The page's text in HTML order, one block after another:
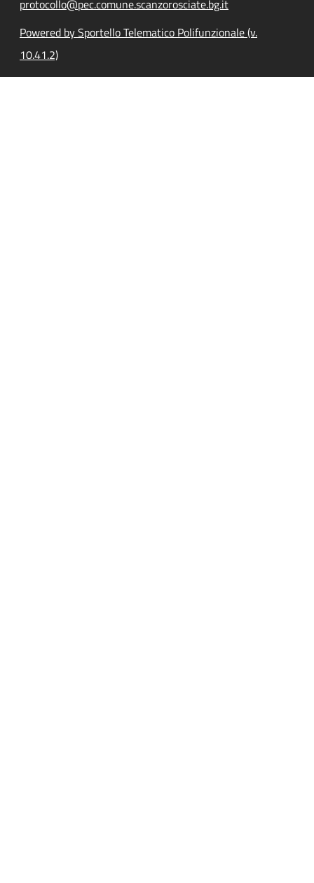
protocollo@pec.comune.scanzorosciate.bg.it
Powered by Sportello Telematico Polifunzionale (v.
10.41.2)